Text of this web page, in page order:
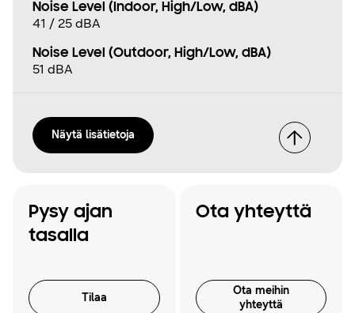
Noise Level (Indoor, High/Low, dBA)
41 / 25 dBA
Noise Level (Outdoor, High/Low, dBA)
51 dBA
Näytä lisätietoja
Pysy ajan
tasalla
Tilaa
Ota yhteyttä
Ota meihin
yhteyttä